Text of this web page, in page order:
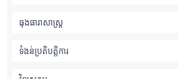
ធុងធារាសាស្ត្រ
ទំងន់ប្រតិបត្តិការ